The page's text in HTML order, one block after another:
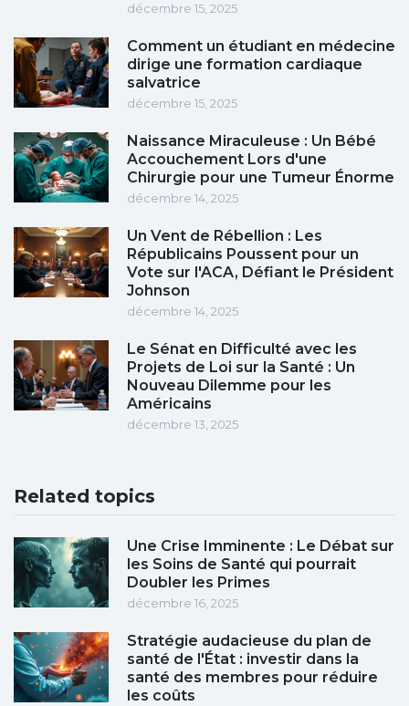
décembre 15, 2025
Comment un étudiant en médecine
dirige une formation cardiaque
salvatrice
décembre 15, 2025
Naissance Miraculeuse : Un Bébé
Accouchement Lors d'une
Chirurgie pour une Tumeur Énorme
décembre 14, 2025
Un Vent de Rébellion : Les
Républicains Poussent pour un
Vote sur l'ACA, Défiant le Président
Johnson
décembre 14, 2025
Le Sénat en Difficulté avec les
Projets de Loi sur la Santé : Un
Nouveau Dilemme pour les
Américains
décembre 13, 2025
Related topics
Une Crise Imminente : Le Débat sur
les Soins de Santé qui pourrait
Doubler les Primes
décembre 16, 2025
Stratégie audacieuse du plan de
santé de l'État : investir dans la
santé des membres pour réduire
les coûts